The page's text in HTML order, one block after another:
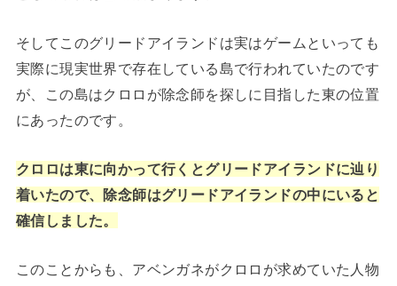
そしてこのグリードアイランドは実はゲームといっても
実際に現実世界で存在している島で行われていたのです
が、この島はクロロが除念師を探しに目指した東の位置
にあったのです。
クロロは東に向かって行くとグリードアイランドに辿り
着いたので、除念師はグリードアイランドの中にいると
確信しました。
このことからも、アベンガネがクロロが求めていた人物